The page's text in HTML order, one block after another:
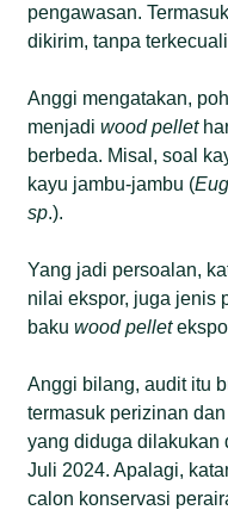
pengawasan.
dikirim, tanpa
Anggi mengatakan,
menjadiwood pellet
berbeda. Misal, soal
kayu jambu-jambu (
sp.).
Yang jadi persoalan,
nilai ekspor, juga jenis
bakuwood pellet
Anggi bilang, audit itu
termasuk perizinan
yang diduga dilakukan
Juli 2024. Apalagi,
calon konservasi